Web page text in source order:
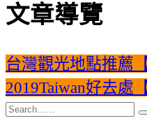
文章導覽
台灣觀光地點推薦
2019Taiwan好去處